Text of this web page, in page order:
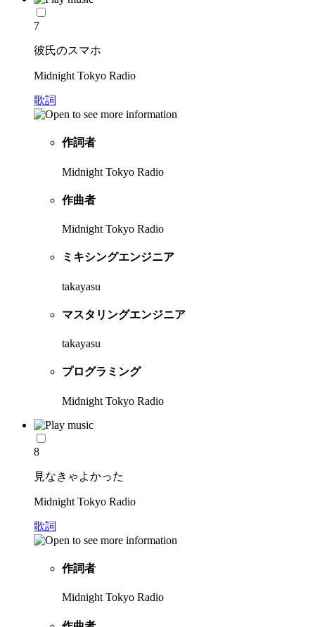
7
彼氏のスマホ
Midnight Tokyo Radio
歌詞
作詞者
Midnight Tokyo Radio
作曲者
Midnight Tokyo Radio
ミキシングエンジニア
takayasu
マスタリングエンジニア
takayasu
プログラミング
Midnight Tokyo Radio
8
見なきゃよかった
Midnight Tokyo Radio
歌詞
作詞者
Midnight Tokyo Radio